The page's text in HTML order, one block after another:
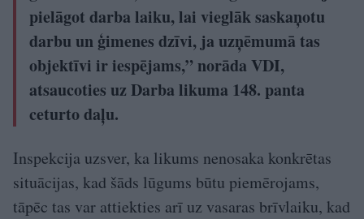
pielāgot darba laiku, lai vieglāk saskaņotu
darbu un ģimenes dzīvi, ja uzņēmumā tas
objektīvi ir iespējams,” norāda VDI,
atsaucoties uz Darba likuma 148. panta
ceturto daļu.
Inspekcija uzsver, ka likums nenosaka konkrētas
situācijas, kad šāds lūgums būtu piemērojams,
tāpēc tas var attiekties arī uz vasaras brīvlaiku, kad